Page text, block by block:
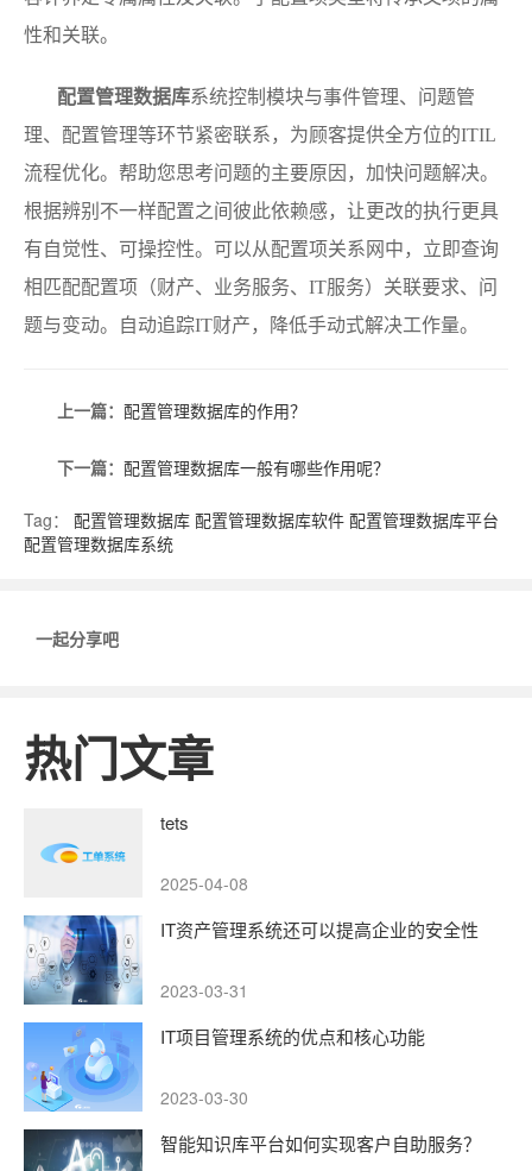
性和关联。
配置管理数据库系统控制模块与事件管理、问题管
理、配置管理等环节紧密联系，为顾客提供全方位的ITIL
流程优化。帮助您思考问题的主要原因，加快问题解决。
根据辨别不一样配置之间彼此依赖感，让更改的执行更具
有自觉性、可操控性。可以从配置项关系网中，立即查询
相匹配配置项（财产、业务服务、IT服务）关联要求、问
题与变动。自动追踪IT财产，降低手动式解决工作量。
上一篇： 配置管理数据库的作用？
下一篇： 配置管理数据库一般有哪些作用呢？
Tag： 配置管理数据库 配置管理数据库软件 配置管理数据库平台
配置管理数据库系统
一起分享吧
热门文章
tets
2025-04-08
IT资产管理系统还可以提高企业的安全性
2023-03-31
IT项目管理系统的优点和核心功能
2023-03-30
智能知识库平台如何实现客户自助服务？